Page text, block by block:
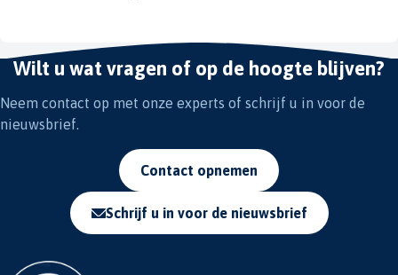
Wilt u wat vragen of op de hoogte blijven?
Neem contact op met onze experts of schrijf u in voor de
nieuwsbrief.
Contact opnemen
Schrijf u in voor de nieuwsbrief